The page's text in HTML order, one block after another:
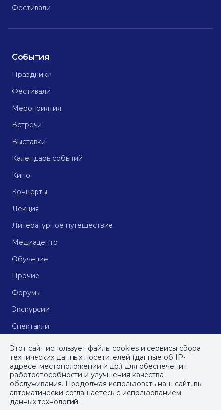
Фестивали
События
Праздники
Фестивали
Мероприятия
Встречи
Выставки
Календарь событий
Кино
Концерты
Лекция
Литературное путешествие
Медиацентр
Обучение
Прочие
Форумы
Экскурсии
Спектакли
© СПб ГБУДПО«Институт культурных программ», 2023
ПОЛИТИКА КОНФИДЕНЦИАЛЬНОСТИ
Этот сайт использует файлы cookies и сервисы сбора
технических данных посетителей (данные об IP-
адресе, местоположении и др.) для обеспечения
работоспособности и улучшения качества
обслуживания. Продолжая использовать наш сайт, вы
автоматически соглашаетесь с использованием
данных технологий.